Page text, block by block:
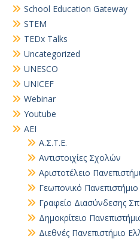
School Education Gateway
STEM
TEDx Talks
Uncategorized
UNESCO
UNICEF
Webinar
Youtube
ΑΕΙ
Α.Σ.Τ.Ε.
Αντιστοιχίες Σχολών
Αριστοτέλειο
Γεωπονικό
Γραφείο Διασύνδεσης
Δημοκρίτειο
Διεθνές Πανεπιστήμιο